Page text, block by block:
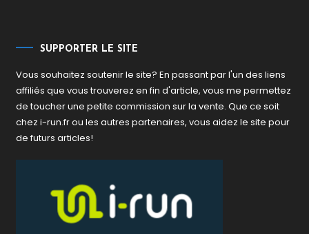
SUPPORTER LE SITE
Vous souhaitez soutenir le site? En passant par l'un des liens
affiliés que vous trouverez en fin d'article, vous me permettez
de toucher une petite commission sur la vente. Que ce soit
chez i-run.fr ou les autres partenaires, vous aidez le site pour
de futurs articles!